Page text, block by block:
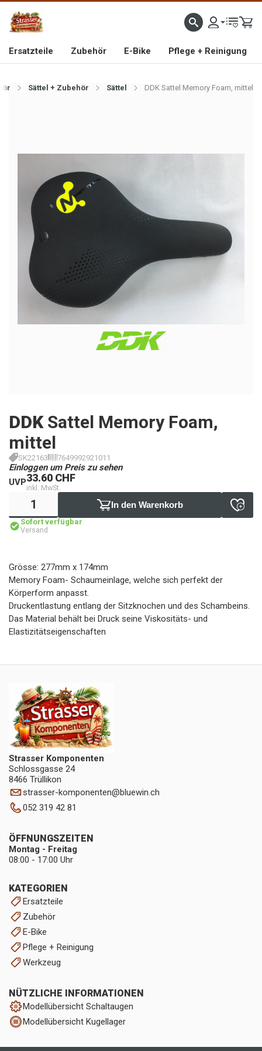
IMPORTEUR VON HOCHWERTIGEN FAHRRAD- UND MOFAERSATZTEILEN SEIT 1993
Ersatzteile Zubehör E-Bike Pflege + Reinigung
Sättel + Zubehör Sättel DDK Sattel Memory Foam, mittel
DDK Sattel Memory Foam,
mittel
SK22163 7649992921011
Einloggen um Preis zu sehen
UVP33.60 CHF
inkl. MwSt.
In den Warenkorb
Sofort verfügbar
Versand
Grösse: 277mm x 174mm
Memory Foam- Schaumeinlage, welche sich perfekt der
Körperform anpasst.
Druckentlastung entlang der Sitzknochen und des Schambeins.
Das Material behält bei Druck seine Viskositäts- und
Elastizitätseigenschaften
Strasser Komponenten
Schlossgasse 24
8466 Trüllikon
strasser-komponenten@bluewin.ch
052 319 42 81
KATEGORIEN
Ersatzteile
Zubehör
E-Bike
Pflege + Reinigung
Werkzeug
NÜTZLICHE INFORMATIONEN
Modellübersicht Schaltaugen
Modellübersicht Kugellager
ÖFFNUNGSZEITEN
Montag - Freitag
08:00 - 17:00 Uhr